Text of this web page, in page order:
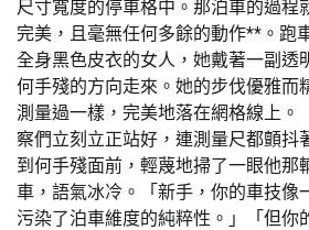
尺寸寬度的停車格中。那泊車的過程
完美，且毫無任何多餘的動作**。跑
全身黑色皮衣的女人，她戴著一副透
何手殘的方向走來。她的步伐優雅而
測量過一樣，完美地落在網格線上。
察們立刻立正站好，連測量尺都顫抖
到何手殘面前，輕蔑地掃了一眼他那
車，語氣冰冷。「新手，你的車技像
污染了泊車維度的純粹性。」「但